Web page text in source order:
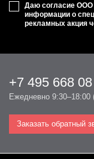
Даю согласие
информации о
рекламных акция
+7 495 668
Ежедневно 9:30–18:00
Заказать обратный